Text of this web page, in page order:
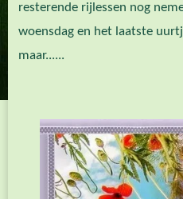
resterende rijlessen nog
woensdag en het laatste
maar......